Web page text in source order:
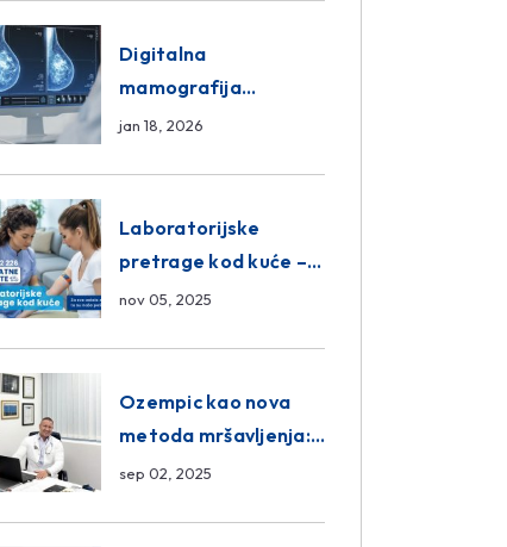
Digitalna
mamografija
Sarajevo – Pregled
jan 18, 2026
Laboratorijske
pretrage kod kuće –
novo u Eurofam
nov 05, 2025
Ozempic kao nova
metoda mršavljenja:
da ili ne?
sep 02, 2025